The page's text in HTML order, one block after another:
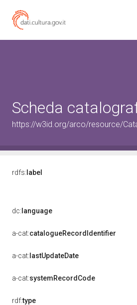
Scheda
https://w3id.org/arco/resource/
rdfs: label
dc: language
a-cat:catalogueRecordIdentifier
a-cat: lastUpdateDate
a-cat:systemRecordCode
rdf:type